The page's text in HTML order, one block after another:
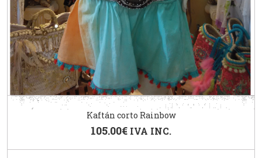
Kaftán corto Rainbow
105.00€ IVA INC.